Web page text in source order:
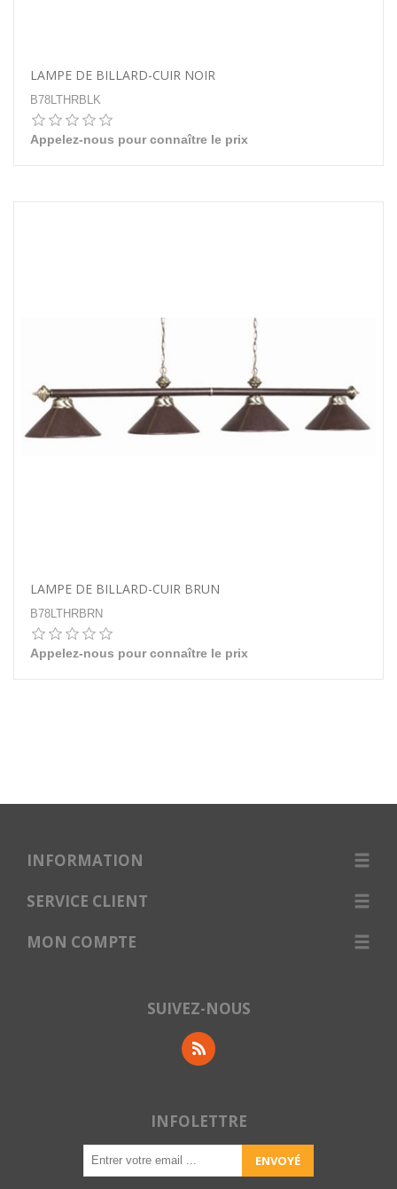
LAMPE DE BILLARD-CUIR NOIR
B78LTHRBLK
Appelez-nous pour connaître le prix
LAMPE DE BILLARD-CUIR BRUN
B78LTHRBRN
Appelez-nous pour connaître le prix
INFORMATION
SERVICE CLIENT
MON COMPTE
SUIVEZ-NOUS
INFOLETTRE